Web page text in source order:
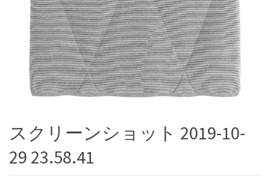
スクリーンショット 2019-10-
29 23.58.41